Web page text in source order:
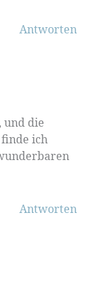
Antworten
und die
finde ich
Antworten